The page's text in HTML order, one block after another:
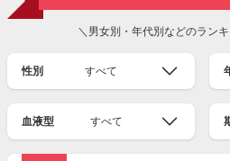
＼男女別・年代別などのラン
性別 すべて
血液型 すべて